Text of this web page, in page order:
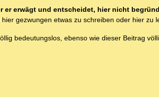
er erwägt und entscheidet, hier nicht
gezwungen etwas zu schreiben oder hier zu
bedeutungslos, ebenso wie dieser Beitrag